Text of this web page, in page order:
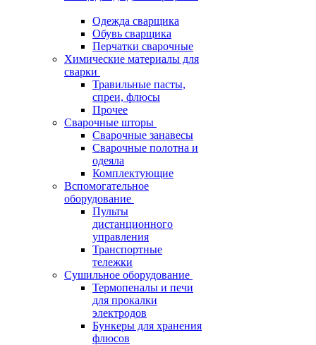
Одежда сварщика
Обувь сварщика
Перчатки сварочные
Химические материалы для
сварки
Травильные пасты,
спреи, флюсы
Прочее
Сварочные шторы
Сварочные занавесы
Сварочные полотна и
одеяла
Комплектующие
Вспомогательное
оборудование
Пульты
дистанционного
управления
Транспортные
тележки
Сушильное оборудование
Термопеналы и печи
для прокалки
электродов
Бункеры для хранения
флюсов